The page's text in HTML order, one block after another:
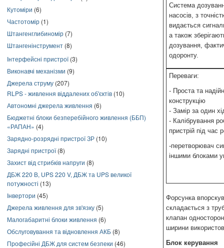
Кутоміри (6)
Частотомір (1)
Штангенглибиномір (7)
Штангенінструмент (8)
Інтерфейсні пристрої(3)
Виконавчі механізми (9)
Джерела струму (207)
RLPS - живлення віддалених об'єктів (10)
Автономні джерела живлення (6)
Бюджетні блоки безперебійного живлення (ББП)
«РАПАН» (4)
Зарядно-розрядні пристрої ЗР (10)
Зарядні пристрої(8)
Захист від стрибків напруги (8)
ДБЖ 220 В, UPS 220 V, ДБЖ та UPS великої
потужності (13)
Інвертори (45)
Джерела живлення для зв'язку (5)
Малогабаритні блоки живлення (6)
Обслуговування та відновлення АКБ (8)
Професійні ДБЖ для систем безпеки (46)
Система
насосів, з
видається
а також
дозування,
одоронту.
Переваги:
- Проста та
конструкцію
- Замір за один
- Калібрування
пристрій під час
-перетворювач
іншими блоками
Форсунка
складається з
клапан
ширини
Блок керування